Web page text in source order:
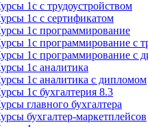
1с с трудоустройством
1с с сертификатом
1с программирование
1с программирование с
1с программирование с
1с аналитика
1с аналитика с дипломом
1с бухгалтерия 8.3
главного бухгалтера
бухгалтер-маркетплейсов